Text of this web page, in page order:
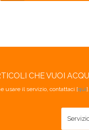
CHE VUOI
usare il servizio, contattaci [qui